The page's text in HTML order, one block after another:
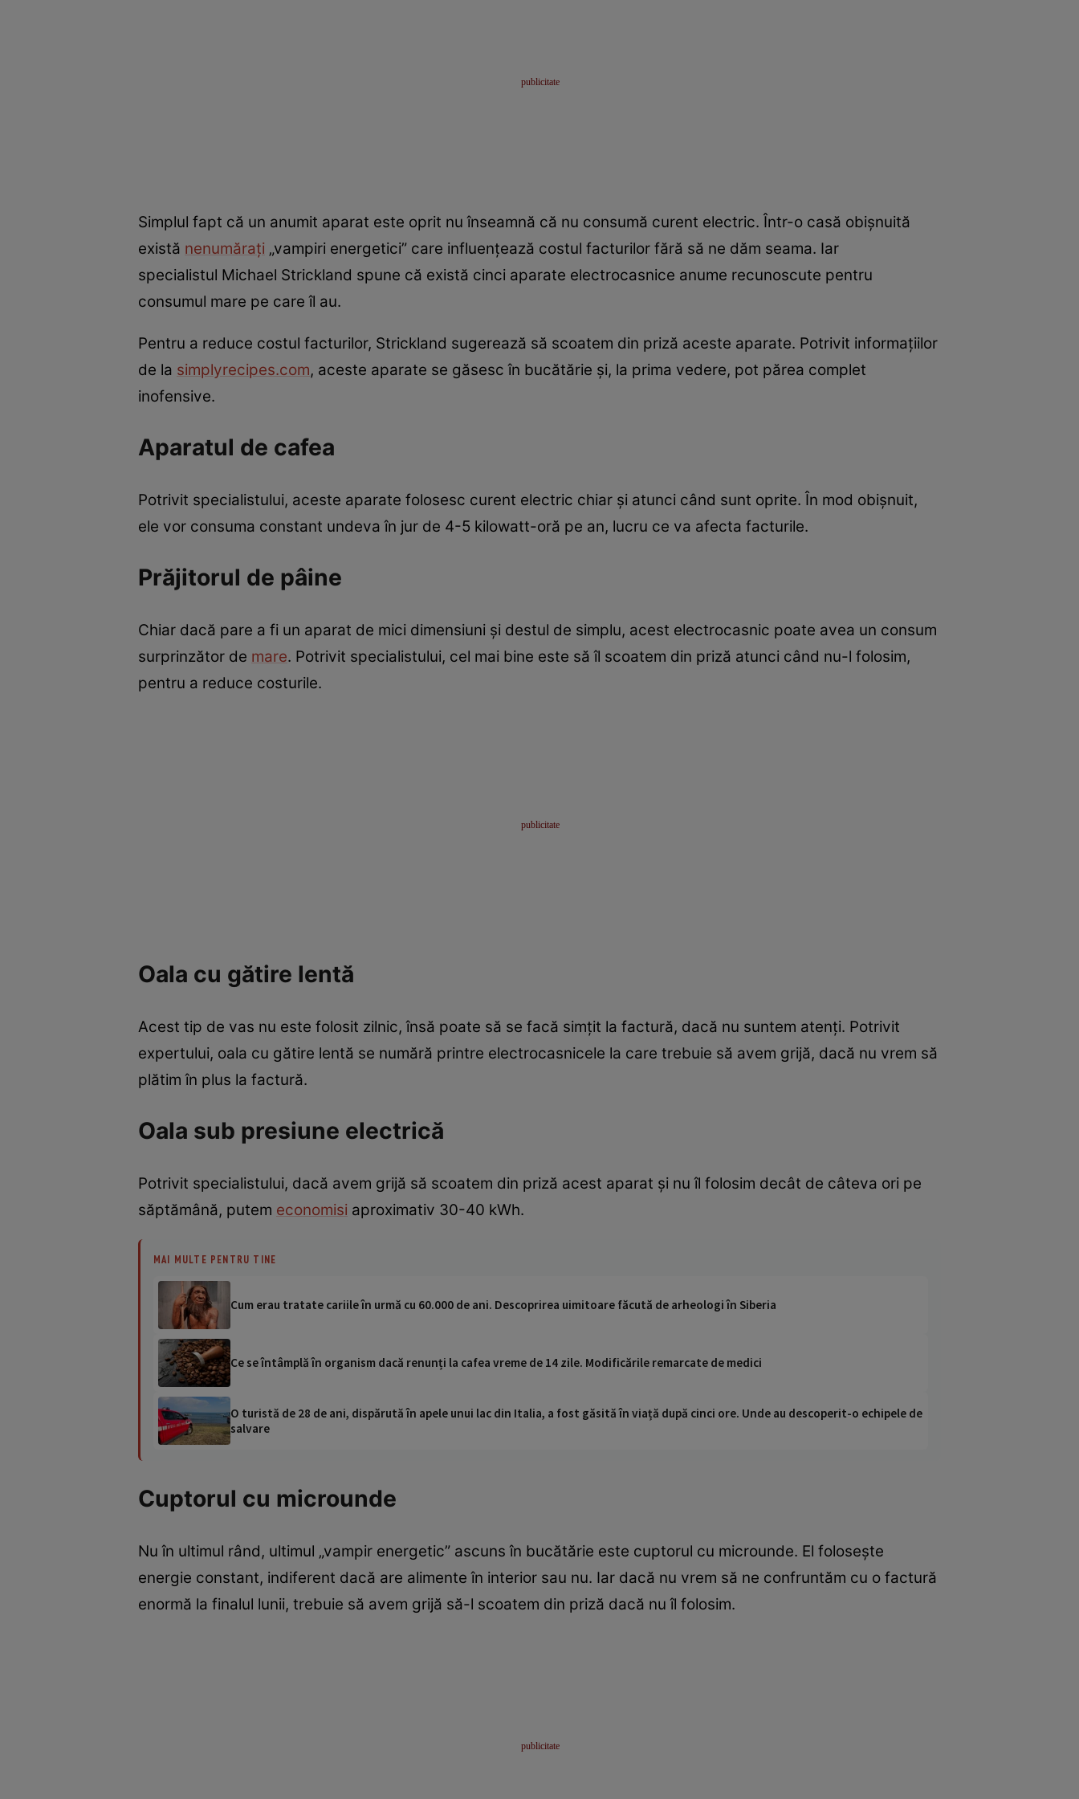
Simplul fapt că un anumit aparat este oprit nu înseamnă că nu consumă curent electric. Într-o casă obișnuită
există nenumărați „vampiri energetici” care influențează costul facturilor fără să ne dăm seama. Iar
specialistul Michael Strickland spune că există cinci aparate electrocasnice anume recunoscute pentru
consumul mare pe care îl au.
Pentru a reduce costul facturilor, Strickland sugerează să scoatem din priză aceste aparate. Potrivit informațiilor
de la simplyrecipes.com, aceste aparate se găsesc în bucătărie și, la prima vedere, pot părea complet
inofensive.
Aparatul de cafea
Potrivit specialistului, aceste aparate folosesc curent electric chiar și atunci când sunt oprite. În mod obișnuit,
ele vor consuma constant undeva în jur de 4-5 kilowatt-oră pe an, lucru ce va afecta facturile.
Prăjitorul de pâine
Chiar dacă pare a fi un aparat de mici dimensiuni și destul de simplu, acest electrocasnic poate avea un consum
surprinzător de mare. Potrivit specialistului, cel mai bine este să îl scoatem din priză atunci când nu-l folosim,
pentru a reduce costurile.
Oala cu gătire lentă
Acest tip de vas nu este folosit zilnic, însă poate să se facă simțit la factură, dacă nu suntem atenți. Potrivit
expertului, oala cu gătire lentă se numără printre electrocasnicele la care trebuie să avem grijă, dacă nu vrem să
plătim în plus la factură.
Oala sub presiune electrică
Potrivit specialistului, dacă avem grijă să scoatem din priză acest aparat și nu îl folosim decât de câteva ori pe
săptămână, putem economisi aproximativ 30-40 kWh.
MAI MULTE PENTRU TINE
Cum erau tratate cariile în urmă cu 60.000 de ani. Descoprirea uimitoare făcută de arheologi în Siberia
Ce se întâmplă în organism dacă renunți la cafea vreme de 14 zile. Modificările remarcate de medici
O turistă de 28 de ani, dispărută în apele unui lac din Italia, a fost găsită în viață după cinci ore. Unde au descoperit-o echipele de
salvare
Cuptorul cu microunde
Nu în ultimul rând, ultimul „vampir energetic” ascuns în bucătărie este cuptorul cu microunde. El folosește
energie constant, indiferent dacă are alimente în interior sau nu. Iar dacă nu vrem să ne confruntăm cu o factură
enormă la finalul lunii, trebuie să avem grijă să-l scoatem din priză dacă nu îl folosim.